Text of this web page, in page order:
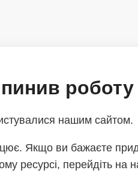
роботу
нашим сайтом.
Якщо ви бажаєте
ресурсі, перейдіть на